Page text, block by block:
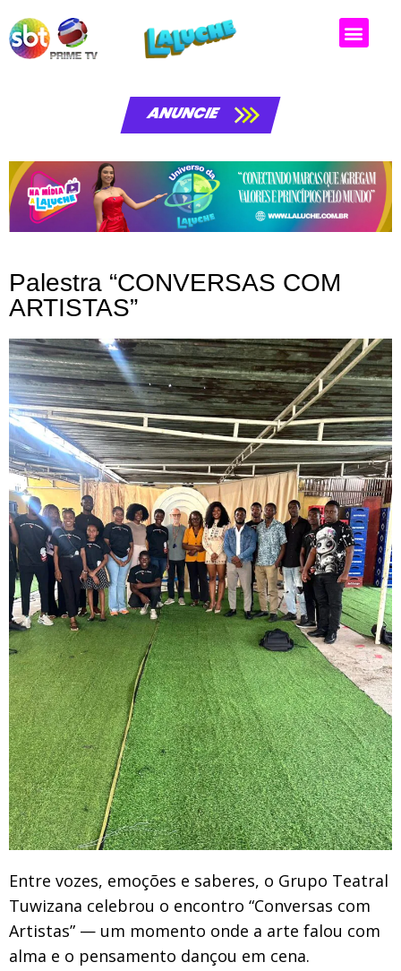
ANUNCIE
Palestra “CONVERSAS COM
ARTISTAS”
Entre vozes, emoções e saberes, o Grupo Teatral
Tuwizana celebrou o encontro “Conversas com
Artistas” — um momento onde a arte falou com
alma e o pensamento dançou em cena.